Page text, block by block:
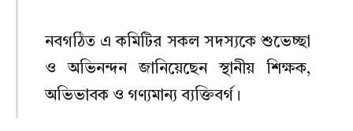
নবগঠিত এ কমিটির সকল সদস্যকে শুভেচ্ছা
ও অভিনন্দন জানিয়েছেন স্থানীয় শিক্ষক,
অভিভাবক ও গণ্যমান্য ব্যক্তিবর্গ।